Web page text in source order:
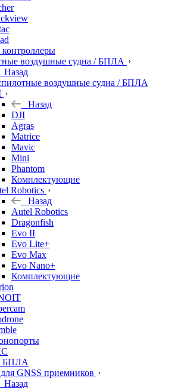
контроллеры
воздушные судна / БПЛА
Назад
воздушные судна / БПЛА
Назад
DJI
Agras
Matrice
Mavic
Mini
Phantom
Комплектующие
Robotics
Назад
Autel Robotics
Dragonfish
Evo II
Evo Lite+
Evo Max
Evo Nano+
Комплектующие
БПЛА
GNSS приемников
Назад